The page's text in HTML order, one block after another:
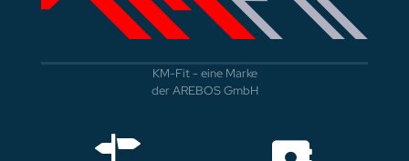
KM-Fit - eine Marke
der AREBOS GmbH